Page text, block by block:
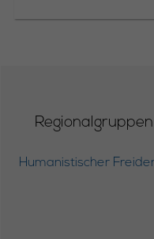
Humanistischer